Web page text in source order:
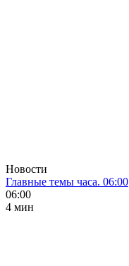
Новости
Главные темы часа. 06:00
06:00
4 мин